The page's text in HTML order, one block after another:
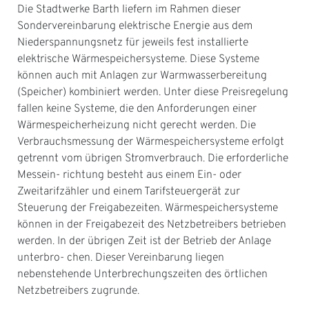
Die Stadtwerke Barth liefern im Rahmen dieser
Sondervereinbarung elektrische Energie aus dem
Niederspannungsnetz für jeweils fest installierte
elektrische Wärmespeichersysteme. Diese Systeme
können auch mit Anlagen zur Warmwasserbereitung
(Speicher) kombiniert werden. Unter diese Preisregelung
fallen keine Systeme, die den Anforderungen einer
Wärmespeicherheizung nicht gerecht werden. Die
Verbrauchsmessung der Wärmespeichersysteme erfolgt
getrennt vom übrigen Stromverbrauch. Die erforderliche
Messein- richtung besteht aus einem Ein- oder
Zweitarifzähler und einem Tarifsteuergerät zur
Steuerung der Freigabezeiten. Wärmespeichersysteme
können in der Freigabezeit des Netzbetreibers betrieben
werden. In der übrigen Zeit ist der Betrieb der Anlage
unterbro- chen. Dieser Vereinbarung liegen
nebenstehende Unterbrechungszeiten des örtlichen
Netzbetreibers zugrunde.